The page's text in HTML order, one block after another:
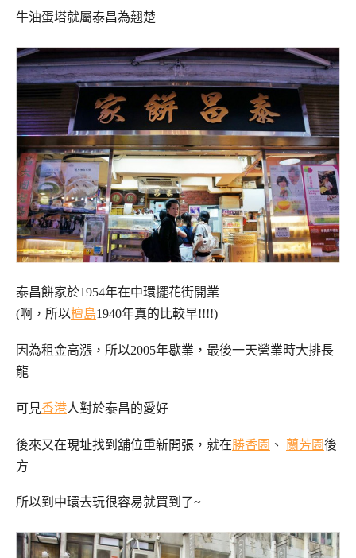
牛油蛋塔就屬泰昌為翹楚
泰昌餅家於1954年在中環擺花街開業
(啊，所以檀島1940年真的比較早!!!!)
因為租金高漲，所以2005年歇業，最後一天營業時大排長
龍
可見香港人對於泰昌的愛好
後來又在現址找到舖位重新開張，就在勝香園 、 蘭芳園後
方
所以到中環去玩很容易就買到了~